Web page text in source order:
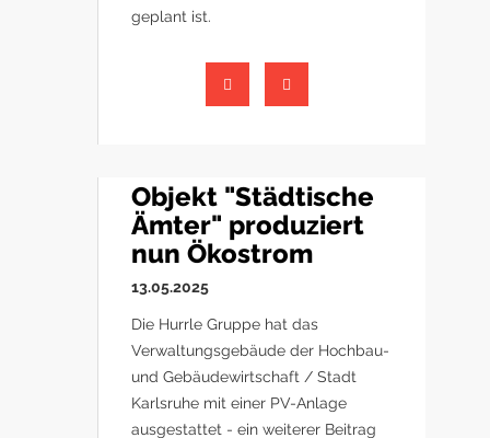
geplant ist.
Objekt "Städtische
Ämter" produziert
nun Ökostrom
13.05.2025
Die Hurrle Gruppe hat das
Verwaltungsgebäude der Hochbau-
und Gebäudewirtschaft / Stadt
Karlsruhe mit einer PV-Anlage
ausgestattet - ein weiterer Beitrag